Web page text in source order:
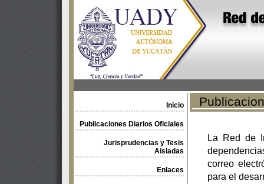
Inicio
Publicaciones Diarios Oficiales
Jurisprudencias y Tesis
Aisladas
Enlaces
La Red de
correo
para el